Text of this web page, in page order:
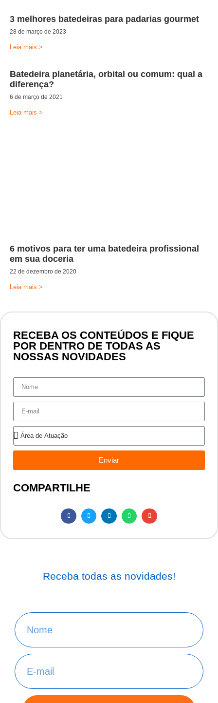
3 melhores batedeiras para padarias gourmet
28 de março de 2023
Leia mais >
Batedeira planetária, orbital ou comum: qual a
diferença?
6 de março de 2021
Leia mais >
6 motivos para ter uma batedeira profissional
em sua doceria
22 de dezembro de 2020
Leia mais >
RECEBA OS CONTEÚDOS E FIQUE
POR DENTRO DE TODAS AS
NOSSAS NOVIDADES
Enviar
COMPARTILHE
Receba todas as novidades!